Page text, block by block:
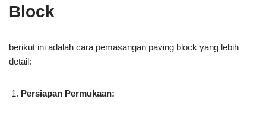
Block
berikut ini adalah cara pemasangan paving block yang lebih
detail:
Persiapan Permukaan: